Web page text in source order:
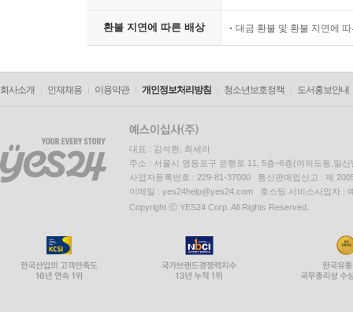
환불 지연에 따른 배상 대금 환불 및 환불 지연에
회사소개 인재채용 이용약관 개인정보처리방침 청소년보호정책 도서홍보안내
대표 : 김석환, 최세라
주소 : 서울시 영등포구 은행로 11, 5층~6층(여의도동,일신
사업자등록번호 : 229-81-37000 통신판매업신고 : 제
이메일 : yes24help@yes24.com 호스팅 서비스사업자 :
Copyright ⓒ YES24 Corp. All Rights Reserved.